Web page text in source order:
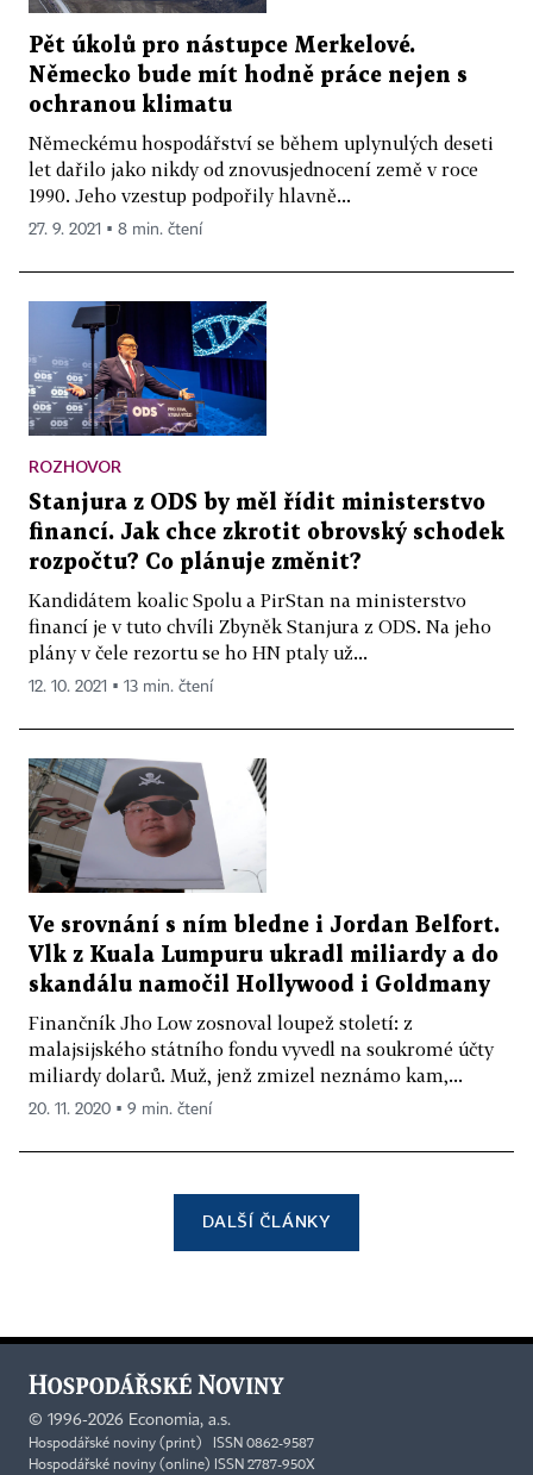
Pět úkolů pro nástupce Merkelové.
Německo bude mít hodně práce nejen s
ochranou klimatu
Německému hospodářství se během uplynulých deseti
let dařilo jako nikdy od znovusjednocení země v roce
1990. Jeho vzestup podpořily hlavně...
27. 9. 2021 ▪ 8 min. čtení
ROZHOVOR
Stanjura z ODS by měl řídit ministerstvo
financí. Jak chce zkrotit obrovský schodek
rozpočtu? Co plánuje změnit?
Kandidátem koalic Spolu a PirStan na ministerstvo
financí je v tuto chvíli Zbyněk Stanjura z ODS. Na jeho
plány v čele rezortu se ho HN ptaly už...
12. 10. 2021 ▪ 13 min. čtení
Ve srovnání s ním bledne i Jordan Belfort.
Vlk z Kuala Lumpuru ukradl miliardy a do
skandálu namočil Hollywood i Goldmany
Finančník Jho Low zosnoval loupež století: z
malajsijského státního fondu vyvedl na soukromé účty
miliardy dolarů. Muž, jenž zmizel neznámo kam,...
20. 11. 2020 ▪ 9 min. čtení
DALŠÍ ČLÁNKY
© 1996-2026 Economia, a.s.
Hospodářské noviny (print) ISSN 0862-9587
Hospodářské noviny (online) ISSN 2787-950X